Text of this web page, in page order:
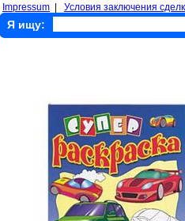
Impressum Условия заключения
Я ищу: